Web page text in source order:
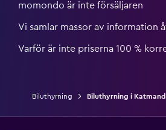
momondo är inte försäljaren
Vi samlar massor av information
Varför är inte priserna 100 %
Biluthyrning Biluthyrning i